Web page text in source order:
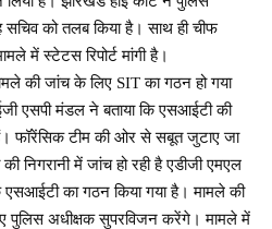
को तलब किया है। साथ ही चीफ
में स्टेटस रिपोर्ट मांगी है।
की जांच के लिए SIT का गठन हो गया
एसपी मंडल ने बताया कि एसआईटी की
फॉरेंसिक टीम की ओर से सबूत जुटाए जा
निगरानी में जांच हो रही है एडीजी एमएल
एसआईटी का गठन किया गया है। मामले की
पुलिस अधीक्षक सुपरविजन करेंगे। मामले में